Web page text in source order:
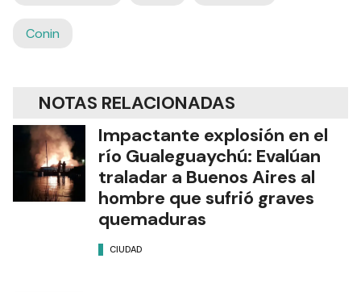
Conin
NOTAS RELACIONADAS
Impactante explosión en el
río Gualeguaychú: Evalúan
traladar a Buenos Aires al
hombre que sufrió graves
quemaduras
CIUDAD